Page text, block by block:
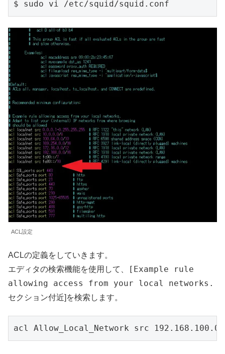
$ sudo vi /etc/squid/squid.conf
ACL設定
ACLの定義をしていきます。
エディタの検索機能を使用して、
[Example rule
allowing access from your local networks.
セクション付近]を検索します。
acl Allow_Local_Network src 192.168.100.0/